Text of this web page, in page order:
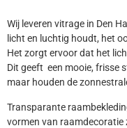
Wij leveren vitrage in Den
licht en luchtig houdt, het
Het zorgt ervoor dat het
Dit geeft een mooie, frisse
maar houden de
Transparante
vormen van raamdecoratie